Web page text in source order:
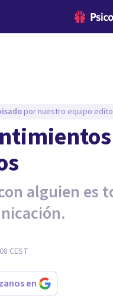
por nuestro equipo
alguien es
CEST
en